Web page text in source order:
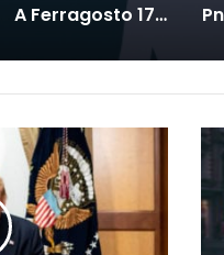
A Ferragosto 17,5 milioni di turisti, spesa diretta superiore a 9 miliardi